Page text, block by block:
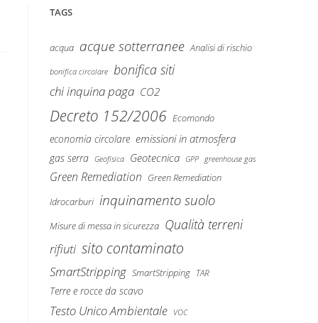
TAGS
acqua acque sotterranee Analisi di rischio
bonifica circolare bonifica siti
chi inquina paga CO2
Decreto 152/2006 Ecomondo
economia circolare emissioni in atmosfera
gas serra Geofisica Geotecnica GPP greenhouse gas
Green Remediation Green Remediation
Idrocarburi inquinamento suolo
Misure di messa in sicurezza Qualità terreni
rifiuti sito contaminato
SmartStripping SmartStripping TAR
Terre e rocce da scavo
Testo Unico Ambientale VOC